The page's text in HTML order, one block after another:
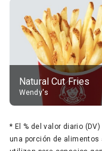
Natural Cut Fries
Wendy's
* El % del valor diario
una porción de